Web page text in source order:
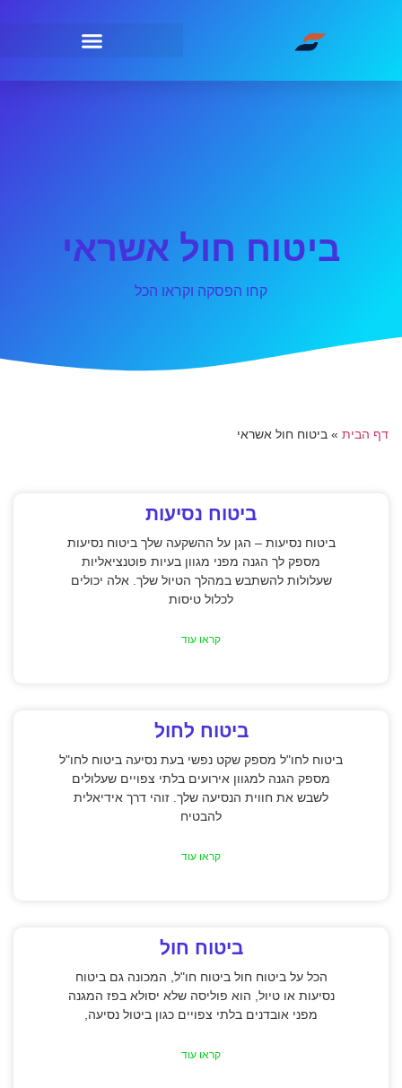
ביטוח חול אשראי
קחו הפסקה וקראו הכל
דף הבית » ביטוח חול אשראי
ביטוח נסיעות
ביטוח נסיעות – הגן על ההשקעה שלך ביטוח נסיעות
מספק לך הגנה מפני מגוון בעיות פוטנציאליות
שעלולות להשתבש במהלך הטיול שלך. אלה יכולים
לכלול טיסות
קראו עוד
ביטוח לחול
ביטוח לחו"ל מספק שקט נפשי בעת נסיעה ביטוח לחו"ל
מספק הגנה למגוון אירועים בלתי צפויים שעלולים
לשבש את חווית הנסיעה שלך. זוהי דרך אידיאלית
להבטיח
קראו עוד
ביטוח חול
הכל על ביטוח חול ביטוח חו"ל, המכונה גם ביטוח
נסיעות או טיול, הוא פוליסה שלא יסולא בפז המגנה
מפני אובדנים בלתי צפויים כגון ביטול נסיעה,
קראו עוד